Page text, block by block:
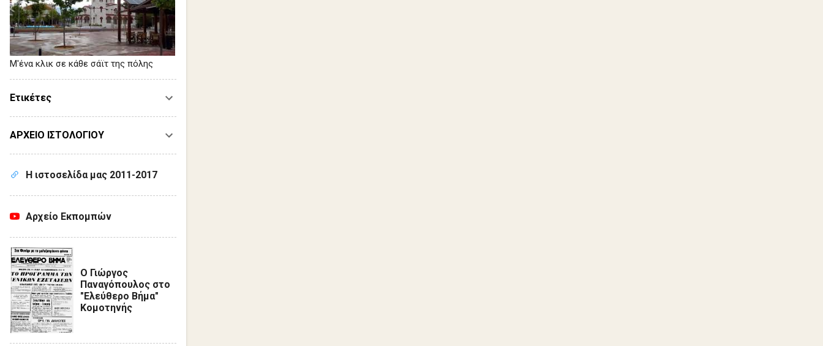
Μ'ένα κλικ σε κάθε σάϊτ της πόλης
Ετικέτες
ΑΡΧΕΙΟ ΙΣΤΟΛΟΓΙΟΥ
Η ιστοσελίδα μας 2011-2017
Αρχείο Εκπομπών
Ο Γιώργος
Παναγόπουλος στο
"Ελεύθερο Βήμα"
Κομοτηνής